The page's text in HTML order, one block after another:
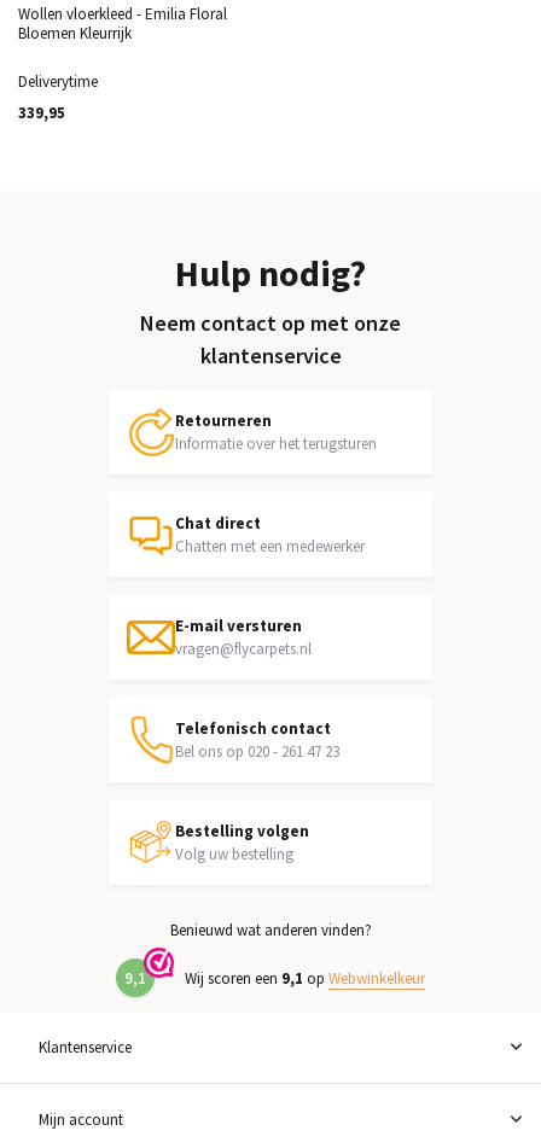
Wollen vloerkleed - Emilia Floral
Bloemen Kleurrijk
Deliverytime
339,95
Hulp nodig?
Neem contact op met onze
klantenservice
Retourneren
Informatie over het terugsturen
Chat direct
Chatten met een medewerker
E-mail versturen
vragen@flycarpets.nl
Telefonisch contact
Bel ons op 020 - 261 47 23
Bestelling volgen
Volg uw bestelling
Benieuwd wat anderen vinden?
9,1 Wij scoren een 9,1 op Webwinkelkeur
Klantenservice
Mijn account